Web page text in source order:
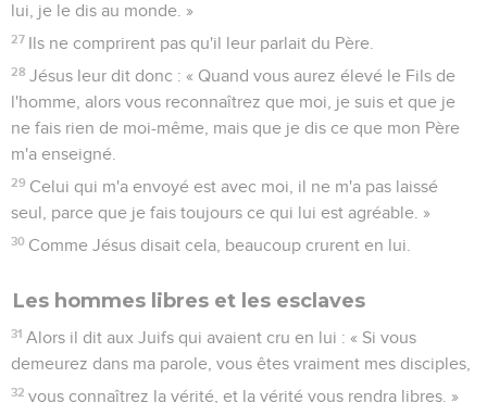
lui, je le dis au monde. »
27 Ils ne comprirent pas qu'il leur parlait du Père.
28 Jésus leur dit donc : « Quand vous aurez élevé le Fils de
l'homme, alors vous reconnaîtrez que moi, je suis et que je
ne fais rien de moi-même, mais que je dis ce que mon Père
m'a enseigné.
29 Celui qui m'a envoyé est avec moi, il ne m'a pas laissé
seul, parce que je fais toujours ce qui lui est agréable. »
30 Comme Jésus disait cela, beaucoup crurent en lui.
Les hommes libres et les esclaves
31 Alors il dit aux Juifs qui avaient cru en lui : « Si vous
demeurez dans ma parole, vous êtes vraiment mes disciples,
32 vous connaîtrez la vérité, et la vérité vous rendra libres. »